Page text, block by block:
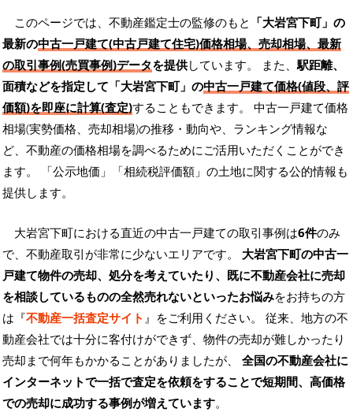
このページでは、不動産鑑定士の監修のもと 「大岩宮下町」の
最新の中古一戸建て(中古戸建て住宅)価格相場、売却相場、最新
の取引事例(売買事例)データを提供しています。 また、駅距離、
面積などを指定して「大岩宮下町」の中古一戸建て価格(値段、評
価額)を即座に計算(査定)することもできます。 中古一戸建て価格
相場(実勢価格、売却相場)の推移・動向や、ランキング情報な
ど、不動産の価格相場を調べるためにご活用いただくことができ
ます。
「公示地価」「相続税評価額」の土地に関する公的情報も
提供します。
大岩宮下町における直近の中古一戸建ての取引事例は6件のみ
で、不動産取引が非常に少ないエリアです。 大岩宮下町の中古一
戸建て物件の売却、処分を考えていたり、既に不動産会社に売却
を相談しているものの全然売れないといったお悩みをお持ちの方
は『不動産一括査定サイト 』をご利用ください。 従来、地方の不
動産会社では十分に客付けができず、物件の売却が難しかったり
売却まで何年もかかることがありましたが、 全国の不動産会社に
インターネットで一括で査定を依頼をすることで短期間、高価格
での売却に成功する事例が増えています。